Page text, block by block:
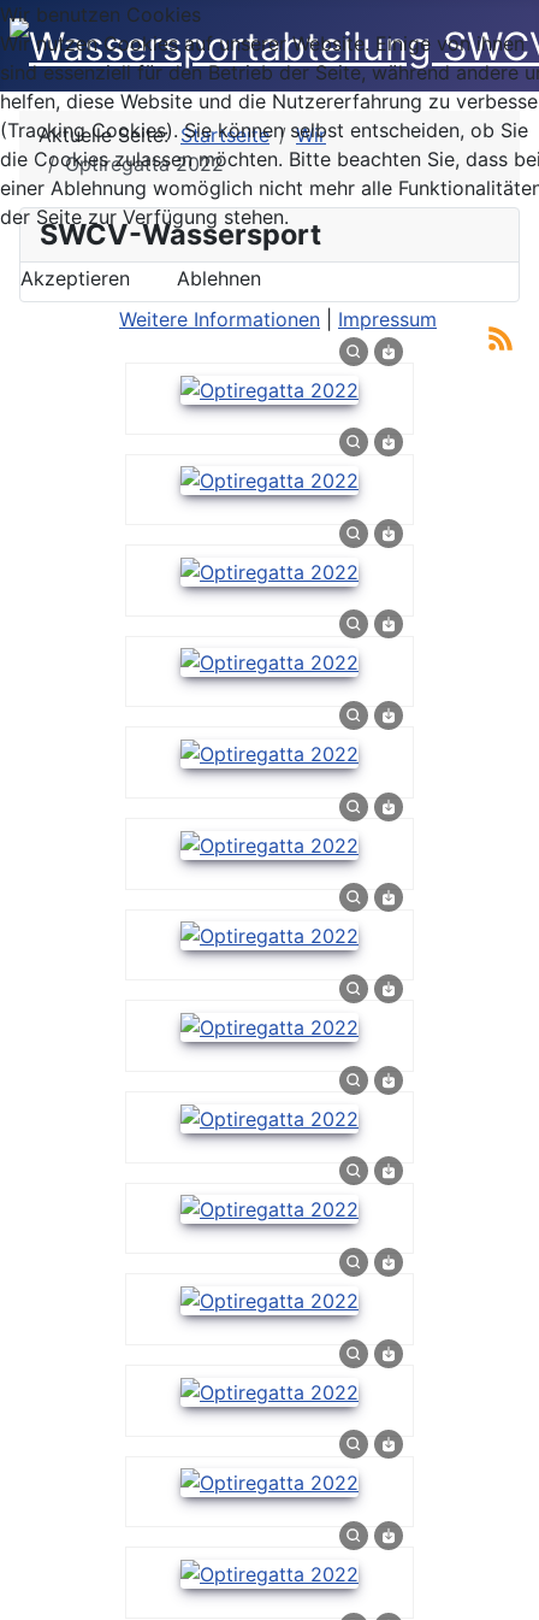
Aktuelle Seite: Startseite
Wir
Optiregatta 2022
SWCV-Wassersport
Wir benutzen Cookies
Wir nutzen Cookies auf unserer Website. Einige von ihnen
sind essenziell für den Betrieb der Seite, während andere
helfen, diese Website und die Nutzererfahrung zu
(Tracking Cookies). Sie können selbst entscheiden, ob Sie
die Cookies zulassen möchten. Bitte beachten Sie, dass
einer Ablehnung womöglich nicht mehr alle
der Seite zur Verfügung stehen.
Akzeptieren
Ablehnen
Weitere Informationen
Impressum